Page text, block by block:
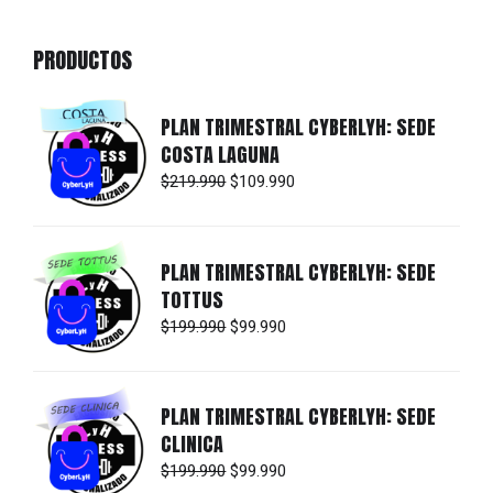
PRODUCTOS
PLAN TRIMESTRAL CYBERLYH: SEDE
COSTA LAGUNA
$219.990 El
era:
$219.990.
$109.990
es:
$109.990.
PLAN TRIMESTRAL CYBERLYH: SEDE
TOTTUS
$199.990 El
era:
$199.990.
$99.990
es:
$99.990.
PLAN TRIMESTRAL CYBERLYH: SEDE
CLINICA
$199.990 El
$99.990